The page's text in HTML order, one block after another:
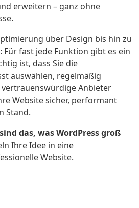
erweitern – ganz ohne
über Design bis hin zu
fast jede Funktion gibt es ein
ist, dass Sie die
auswählen, regelmäßig
Anbieter
Website sicher, performant
Stand.
das, was WordPress groß
Ihre Idee in eine
Website.